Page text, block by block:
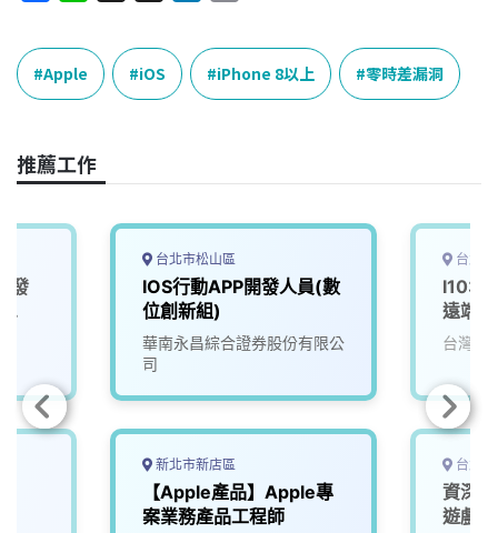
c
e
b
o
k
n
r
e
a
n
k
e
n
p
y
L
k
Apple iOS iPhone 8以上 零時差漏洞
推薦工作
發
台北市松山區
IOS行動APP開發人員(數
位創新組)
華南永昌綜合證券股份有限公
司
新北市新店區
【Apple產品】Apple專
案業務產品工程師
台北
I103
遠端
台灣大
台北
資深
遊戲